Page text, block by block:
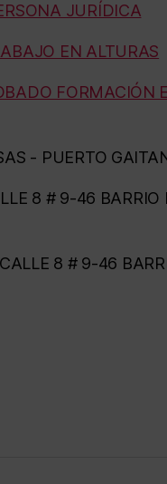
JURÍDICA
EN ALTURAS
FORMACIÓN
- PUERTO
8 # 9-46 BARRIO
8 # 9-46